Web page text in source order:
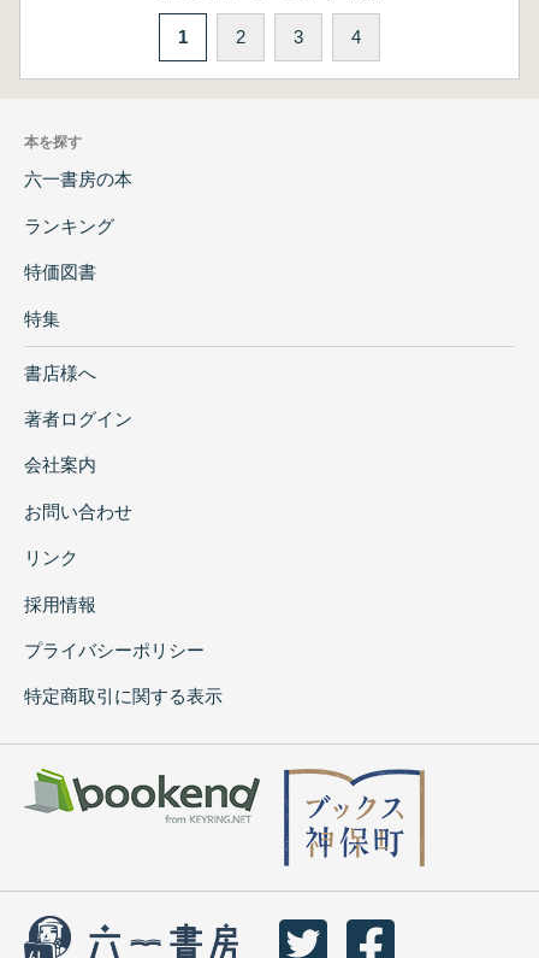
1 2 3 4
本を探す
六一書房の本
ランキング
特価図書
特集
書店様へ
著者ログイン
会社案内
お問い合わせ
リンク
採用情報
プライバシーポリシー
特定商取引に関する表示